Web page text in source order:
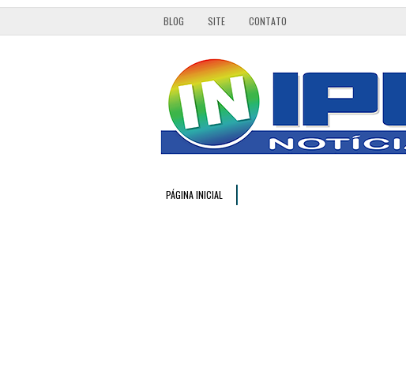
BLOG SITE CONTATO
PÁGINA INICIAL